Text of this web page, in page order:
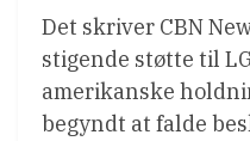
Det skriver CBN
stigende støtte til
amerikanske
begyndt at falde